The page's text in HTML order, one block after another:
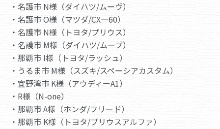
・名護市 N様（ダイハツ/ムーヴ）
・名護市 O様（マツダ/CX―60）
・名護市 N様（トヨタ/プリウス）
・名護市 M様（ダイハツ/ムーブ）
・那覇市 I様（トヨタ/ラッシュ）
・うるま市 M様（スズキ/スペーシアカスタム）
・宜野湾市 K様（アウディーA1）
・R様（N-one）
・那覇市 A様（ホンダ/フリード）
・那覇市 K様（トヨタ/プリウスアルファ）